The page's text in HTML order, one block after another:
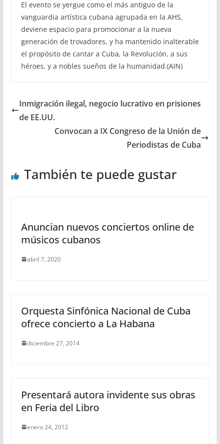
El evento se yergue como el más antiguo de la
vanguardia artística cubana agrupada en la AHS,
deviene espacio para promocionar a la nueva
generación de trovadores, y ha mantenido inalterable
el propósito de cantar a Cuba, la Revolución, a sus
héroes, y a nobles sueños de la humanidad.(AIN)
Inmigración ilegal, negocio lucrativo en prisiones
de EE.UU.
Convocan a IX Congreso de la Unión de
Periodistas de Cuba
También te puede gustar
Anuncian nuevos conciertos online de
músicos cubanos
abril 7, 2020
Orquesta Sinfónica Nacional de Cuba
ofrece concierto a La Habana
diciembre 27, 2014
Presentará autora invidente sus obras
en Feria del Libro
enero 24, 2012